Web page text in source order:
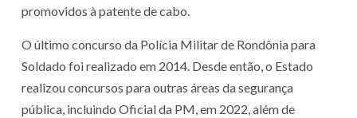
promovidos à patente de cabo.
O último concurso da Polícia Militar de Rondônia para
Soldado foi realizado em 2014. Desde então, o Estado
realizou concursos para outras áreas da segurança
pública, incluindo Oficial da PM, em 2022, além de